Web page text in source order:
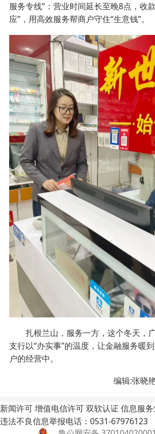
服务专线”：营业时间延长至晚8点，收
应”，用高效服务帮商户守住“生意钱”。
扎根兰山，服务一方，这个冬天，
支行以“办实事”的温度，让金融服务暖
户的经营中。
编辑:张晓
新闻许可增值电信许可双软认证信息服
违法不良信息举报电话：0531-67976123